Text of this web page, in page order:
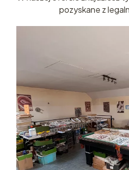
pozyskane z